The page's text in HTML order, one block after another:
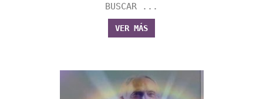
BUSCAR ...
VER MÁS